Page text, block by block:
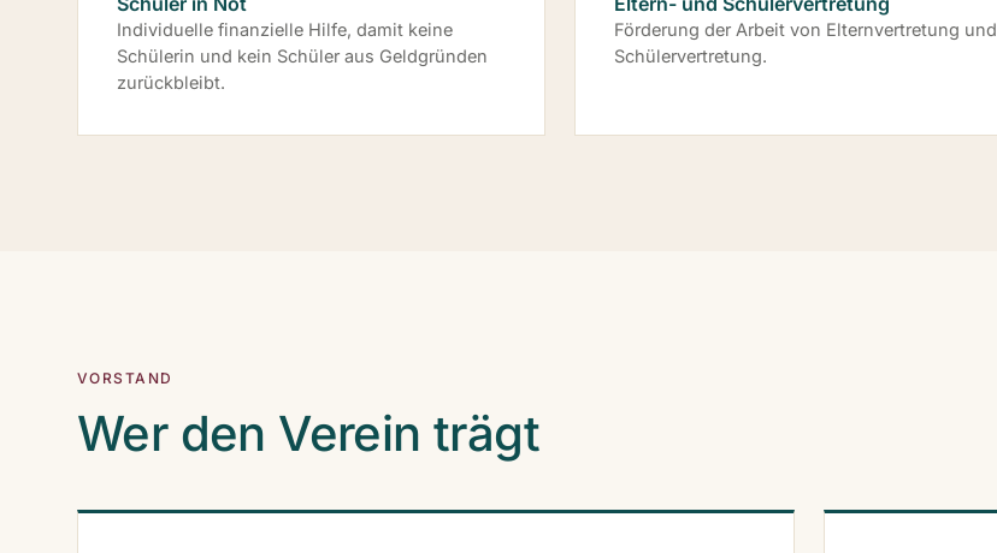
Individuelle finanzielle Hilfe, damit keine
Schülerin und kein Schüler aus Geldgründen
zurückbleibt.
Förderung der Arbeit von Elternvertretung und
Schülervertretung.
VORSTAND
Wer den Verein trägt